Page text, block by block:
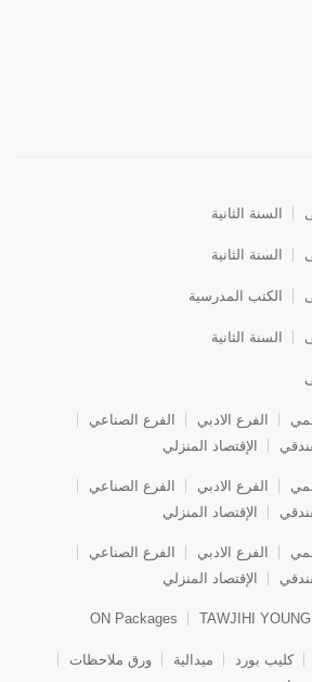
السنة الثانية
السنة الثانية
الكتب المدرسية
السنة الثانية
الفرع الادبي
الفرع الصناعي
الإقتصاد المنزلي
الفرع الادبي
الفرع الصناعي
الإقتصاد المنزلي
الفرع الادبي
الفرع الصناعي
الإقتصاد المنزلي
TAWJIHI YOUNG
ON Packages
كليب بورد ميدالية
ورق ملاحظات